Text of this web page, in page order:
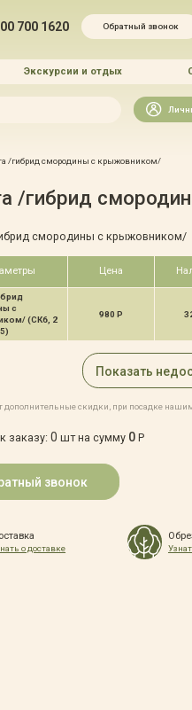
700 1620 Обратный звонок
Экскурсии и отдых
Искать
/гибрид смородины с крыжовником/
/гибрид
смородины с крыжовником/
Цена
с
(СК6, 2
980 Р
Показать
дополнительные скидки, при посадке
заказу: 0 шт на сумму 0Р
звонок
о доставке